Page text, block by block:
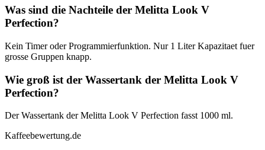
Was sind die Nachteile der Melitta Look V
Perfection?
Kein Timer oder Programmierfunktion. Nur 1 Liter Kapazitaet fuer
grosse Gruppen knapp.
Wie groß ist der Wassertank der Melitta Look V
Perfection?
Der Wassertank der Melitta Look V Perfection fasst 1000 ml.
Kaffeebewertung.de